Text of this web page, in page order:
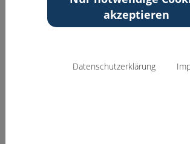
akzeptieren
Datenschutzerklärung